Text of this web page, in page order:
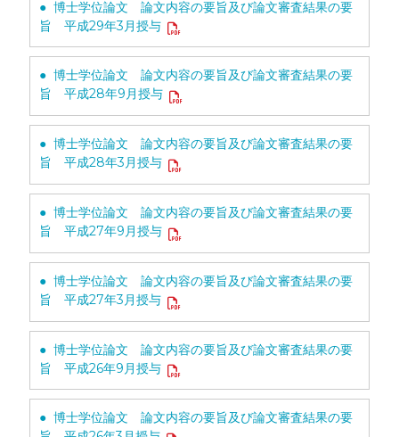
● 博士学位論文 論文内容の要旨及び論文審査結果の要
旨 平成29年3月授与
● 博士学位論文 論文内容の要旨及び論文審査結果の要
旨 平成28年9月授与
● 博士学位論文 論文内容の要旨及び論文審査結果の要
旨 平成28年3月授与
● 博士学位論文 論文内容の要旨及び論文審査結果の要
旨 平成27年9月授与
● 博士学位論文 論文内容の要旨及び論文審査結果の要
旨 平成27年3月授与
● 博士学位論文 論文内容の要旨及び論文審査結果の要
旨 平成26年9月授与
● 博士学位論文 論文内容の要旨及び論文審査結果の要